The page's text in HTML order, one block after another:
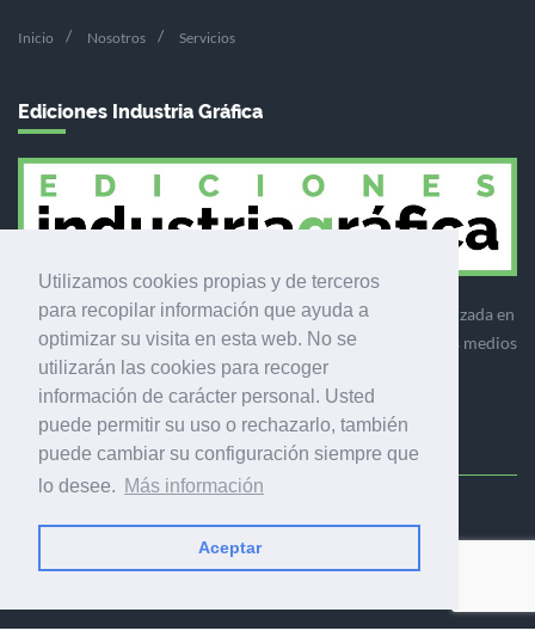
Utilizamos cookies propias y de terceros
para recopilar información que ayuda a
optimizar su visita en esta web. No se
utilizarán las cookies para recoger
información de carácter personal. Usted
puede permitir su uso o rechazarlo, también
puede cambiar su configuración siempre que
lo desee. Más información
Aceptar
Inicio Nosotros Servicios
Ediciones Industria Gráfica
Ediciones Industria Gráfica es una empresa editora especializada en
el mercado de la comunicación gráfica que engloba diversos medios
profesionales especializados en el mercado gráfico, la
comunicación visual y el envasado.
Calle Fluvià 257, bajos, 08020 Barcelona (España)